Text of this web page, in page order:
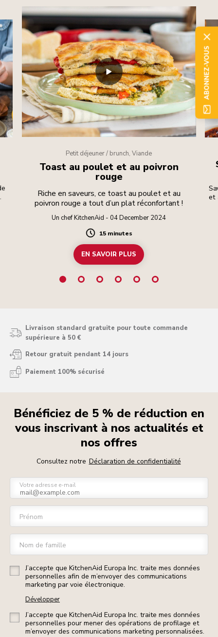
Petit déjeuner / brunch, Viande
Toast au poulet et au poivron
rouge
Riche en saveurs, ce toast au poulet et au
poivron rouge a tout d’un plat réconfortant !
Un chef KitchenAid - 04 December 2024
Duration
15 minutes
EN SAVOIR PLUS
et
Livraison standard gratuite pour toute commande
supérieure à 50 €
Retour gratuit pendant 14 jours
Paiement 100% sécurisé
Bénéficiez de 5 % de réduction en
vous inscrivant à nos actualités et
nos offres
Consultez notre Déclaration de confidentialité
Votre adresse e-mail
Prénom
Nom de famille
J’accepte que KitchenAid Europa Inc. traite mes données
personnelles afin de m’envoyer des communications
marketing par voie électronique.
Développer
J’accepte que KitchenAid Europa Inc. traite mes données
personnelles pour mener des opérations de profilage et
m’envoyer des communications marketing personnalisées.
ABONNEZ-VOUS